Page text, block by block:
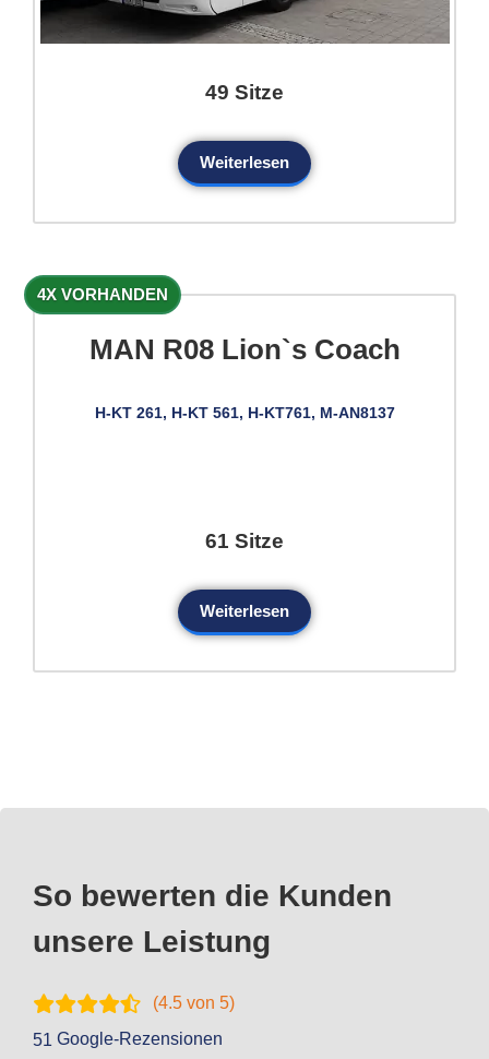
49 Sitze
Weiterlesen
4X VORHANDEN
MAN R08 Lion`s Coach
H-KT 261, H-KT 561, H-KT761, M-AN8137
61 Sitze
Weiterlesen
So bewerten die Kunden
unsere Leistung
(4.5 von 5)
51 Google-Rezensionen